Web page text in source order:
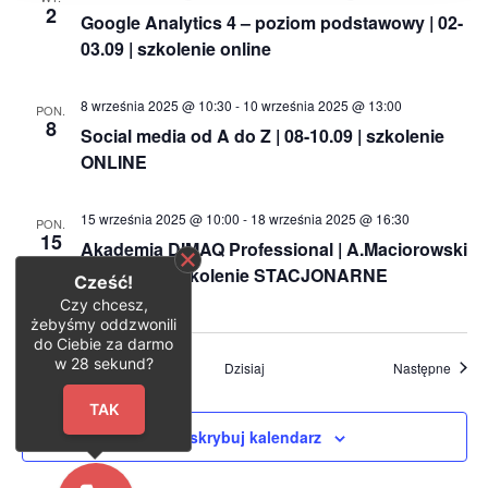
2
Google Analytics 4 – poziom podstawowy | 02-
03.09 | szkolenie online
PON.
8
Social media od A do Z | 08-10.09 | szkolenie
ONLINE
8 września 2025 @ 10:30 - 10 września 2025 @ 13:00
PON.
15
Akademia DIMAQ Professional | A.Maciorowski
| 15-18.09 | szkolenie STACJONARNE
15 września 2025 @ 10:00 - 18 września 2025 @ 16:30
PoprzednieWydarzenia Dzisiaj Następne
Zasubskrybuj kalendarz
Cześć!
Czy chcesz,
żebyśmy oddzwonili
do Ciebie za darmo
w 28 sekund?
TAK